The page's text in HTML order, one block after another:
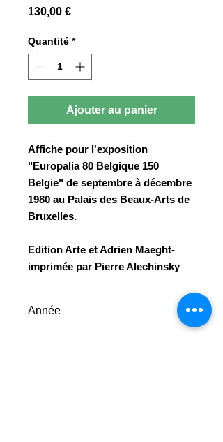
130,00 €Prix
Quantité *
Ajouter au panier
Affiche pour l'exposition
"Europalia 80 Belgique 150
Belgie" de septembre à décembre
1980 au Palais des Beaux-Arts de
Bruxelles.
Edition Arte et Adrien Maeght-
imprimée par Pierre Alechinsky
Année